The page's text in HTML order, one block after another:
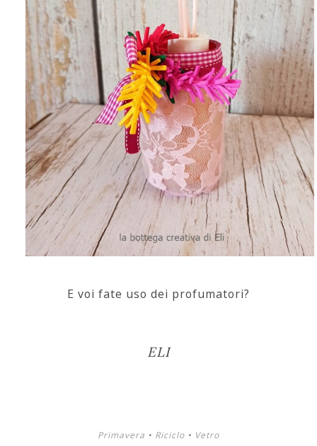
E voi fate uso dei profumatori?
ELI
Primavera • Riciclo • Vetro